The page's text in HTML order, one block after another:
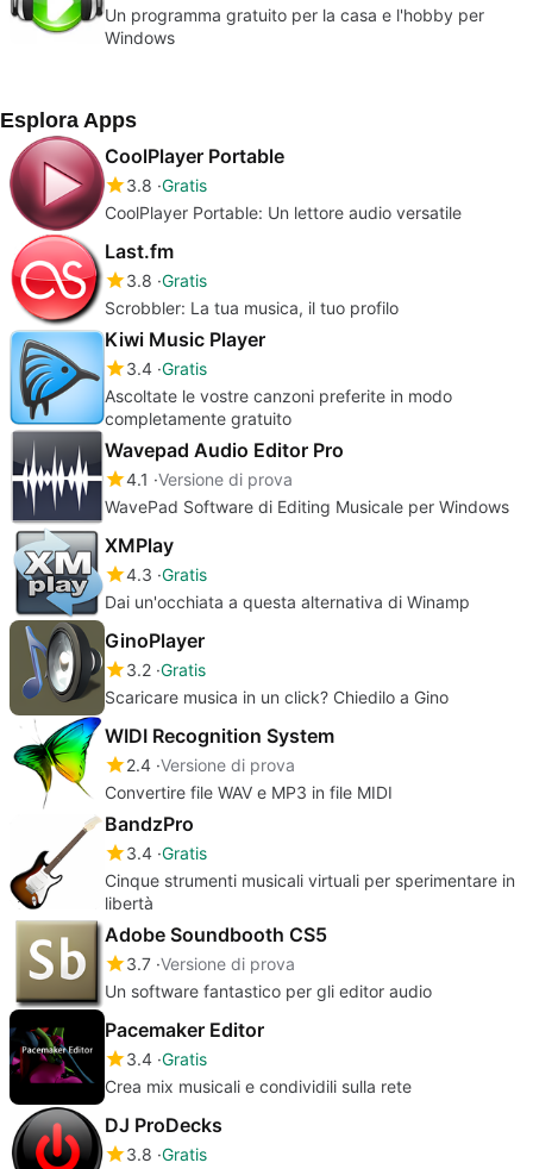
Un programma gratuito per la casa e l'hobby per
Windows
Esplora Apps
CoolPlayer Portable
3.8 Gratis
CoolPlayer Portable: Un lettore audio versatile
Last.fm
3.8 Gratis
Scrobbler: La tua musica, il tuo profilo
Kiwi Music Player
3.4 Gratis
Ascoltate le vostre canzoni preferite in modo
completamente gratuito
Wavepad Audio Editor Pro
4.1 Versione di prova
WavePad Software di Editing Musicale per Windows
XMPlay
4.3 Gratis
Dai un'occhiata a questa alternativa di Winamp
GinoPlayer
3.2 Gratis
Scaricare musica in un click? Chiedilo a Gino
WIDI Recognition System
2.4 Versione di prova
Convertire file WAV e MP3 in file MIDI
BandzPro
3.4 Gratis
Cinque strumenti musicali virtuali per sperimentare in
libertà
Adobe Soundbooth CS5
3.7 Versione di prova
Un software fantastico per gli editor audio
Pacemaker Editor
3.4 Gratis
Crea mix musicali e condividili sulla rete
DJ ProDecks
3.8 Gratis